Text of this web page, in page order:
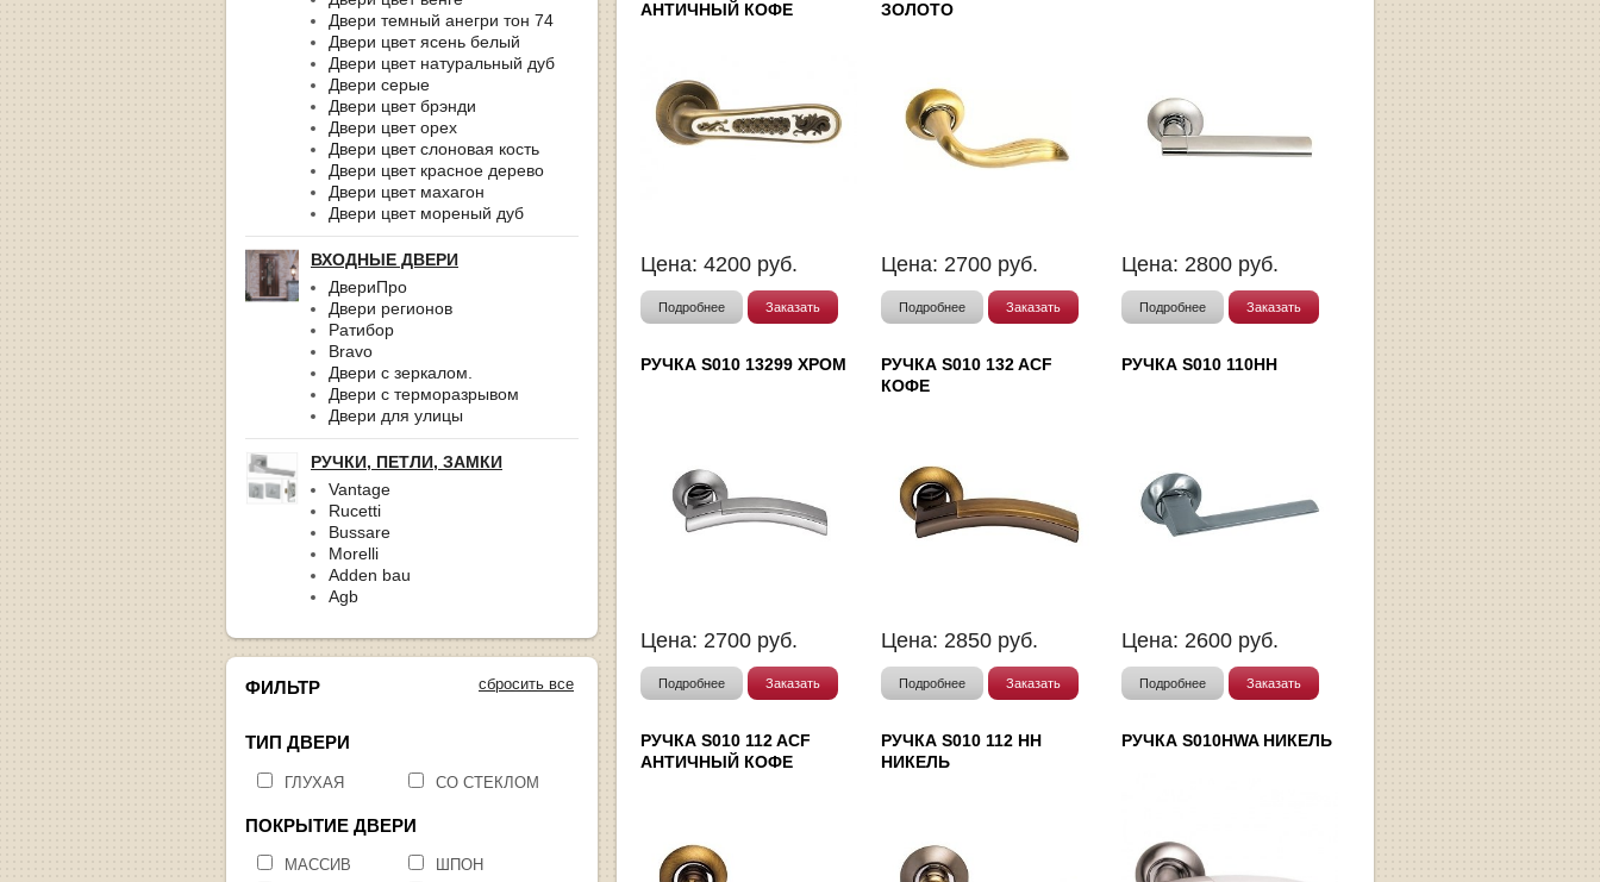
Двери темный анегри тон 74
Двери цвет ясень белый
Двери цвет натуральный дуб
Двери серые
Двери цвет брэнди
Двери цвет орех
Двери цвет слоновая кость
Двери цвет красное дерево
Двери цвет махагон
Двери цвет мореный дуб
ВХОДНЫЕ ДВЕРИ
ДвериПро
Двери регионов
Ратибор
Bravo
Двери с зеркалом.
Двери с терморазрывом
Двери для улицы
РУЧКИ, ПЕТЛИ, ЗАМКИ
Vantage
Rucetti
Bussare
Morelli
Adden bau
Agb
сбросить все
ФИЛЬТР
ТИП ДВЕРИ
ГЛУХАЯ СО СТЕКЛОМ
ПОКРЫТИЕ ДВЕРИ
МАССИВ
ШПОН
АНТИЧНЫЙ КОФЕ
Цена: 4200 руб.
Подробнее Заказать
ЗОЛОТО
Цена: 2700 руб.
Подробнее Заказать
Цена: 2800 руб.
Подробнее Заказать
РУЧКА S010 13299 ХРОМ
Цена: 2700 руб.
Подробнее Заказать
РУЧКА S010 132 ACF
КОФЕ
Цена: 2850 руб.
Подробнее Заказать
РУЧКА S010 110HH
Цена: 2600 руб.
Подробнее Заказать
РУЧКА S010 112 ACF
АНТИЧНЫЙ КОФЕ
РУЧКА S010 112 HH
НИКЕЛЬ
РУЧКА S010HWA НИКЕЛЬ